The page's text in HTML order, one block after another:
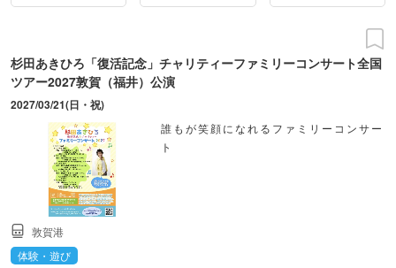
杉田あきひろ「復活記念」チャリティーファミリーコンサート全国
ツアー2027敦賀（福井）公演
2027/03/21(日・祝)
誰もが笑顔になれるファミリーコンサー
ト
敦賀港
体験・遊び